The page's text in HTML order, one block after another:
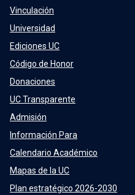
Vinculación
Universidad
Ediciones UC
Código de Honor
Donaciones
UC Transparente
Admisión
Información Para
Calendario Académico
Mapas de la UC
Plan estratégico 2026-2030